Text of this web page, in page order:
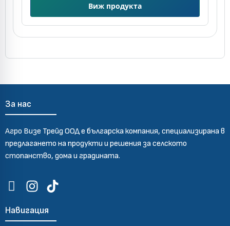
Виж продукта
За нас
Агро Визе Трейд ООД е българска компания, специализирана в
предлагането на продукти и решения за селското
стопанство, дома и градината.
Навигация